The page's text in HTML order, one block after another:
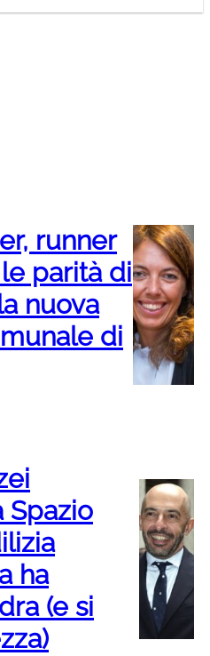
runner
parità di
nuova
di
Spazio
ha
(e si